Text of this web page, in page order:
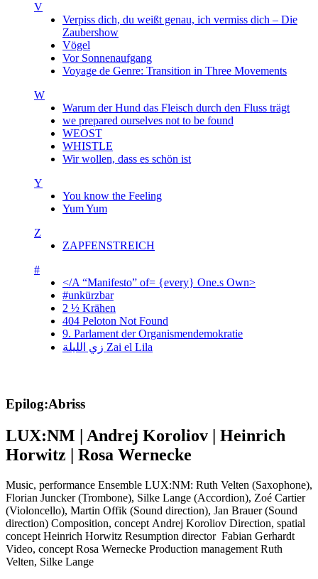
V
Verpiss dich, du weißt genau, ich vermiss dich – Die
Zaubershow
Vögel
Vor Sonnenaufgang
Voyage de Genre: Transition in Three Movements
W
Warum der Hund das Fleisch durch den Fluss trägt
we prepared ourselves not to be found
WEOST
WHISTLE
Wir wollen, dass es schön ist
Y
You know the Feeling
Yum Yum
Z
ZAPFENSTREICH
#
</A “Manifesto” of= {every} One.s Own>
#unkürzbar
2 ½ Krähen
404 Peloton Not Found
9. Parlament der Organismendemokratie
زي‌ اللیلة Zai el Lila
Epilog:Abriss
LUX:NM | Andrej Koroliov | Heinrich
Horwitz | Rosa Wernecke
Music, performance Ensemble LUX:NM: Ruth Velten (Saxophone),
Florian Juncker (Trombone), Silke Lange (Accordion), Zoé Cartier
(Violoncello), Martin Offik (Sound direction), Jan Brauer (Sound
direction) Composition, concept Andrej Koroliov Direction, spatial
concept Heinrich Horwitz Resumption director Fabian Gerhardt
Video, concept Rosa Wernecke Production management Ruth
Velten, Silke Lange